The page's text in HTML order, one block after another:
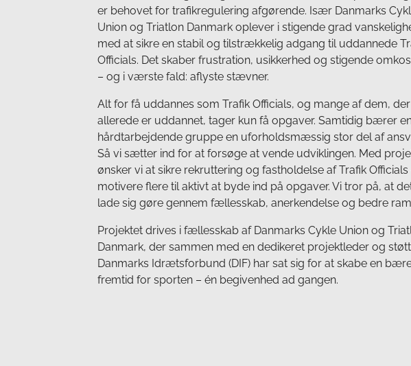
er behovet for trafikregulering afgørende. Især Danmarks
Union og Triatlon Danmark oplever i stigende grad
med at sikre en stabil og tilstrækkelig adgang til uddannede
Officials. Det skaber frustration, usikkerhed og stigende
– og i værste fald: aflyste stævner.
Alt for få uddannes som Trafik Officials, og mange af dem, der
allerede er uddannet, tager kun få opgaver. Samtidig bærer
hårdtarbejdende gruppe en uforholdsmæssig stor del af
Så vi sætter ind for at forsøge at vende udviklingen. Med
ønsker vi at sikre rekruttering og fastholdelse af Trafik Officials
motivere flere til aktivt at byde ind på opgaver. Vi tror på, at
lade sig gøre gennem fællesskab, anerkendelse og bedre
Projektet drives i fællesskab af Danmarks Cykle Union og
Danmark, der sammen med en dedikeret projektleder og
Danmarks Idrætsforbund (DIF) har sat sig for at skabe en
fremtid for sporten – én begivenhed ad gangen.